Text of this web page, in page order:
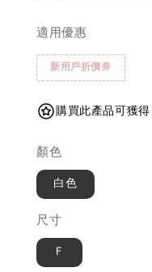
適用優惠
新用戶折價券
購買此產品可獲
顏色
白色
尺寸
Ｆ